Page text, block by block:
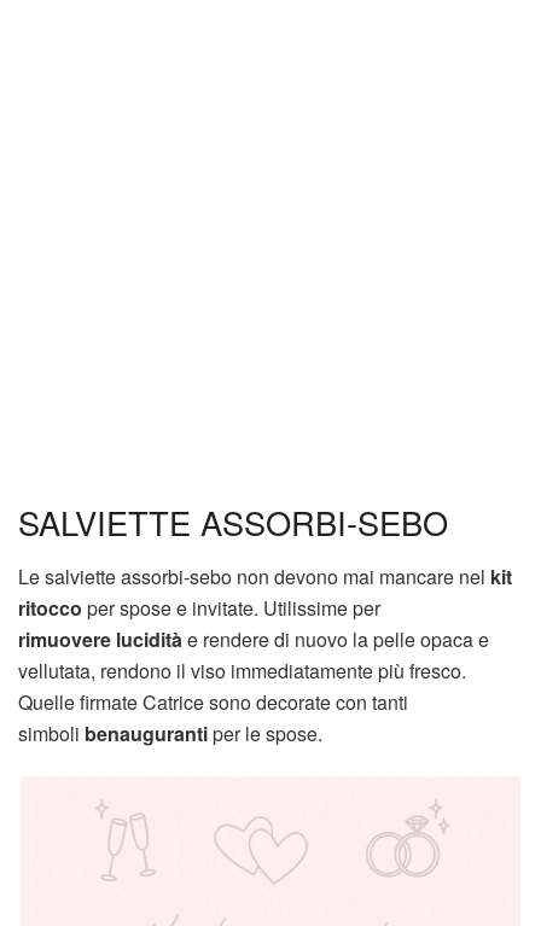
SALVIETTE ASSORBI-SEBO
Le salviette assorbi-sebo non devono mai mancare nel kit
ritocco per spose e invitate. Utilissime per
rimuovere luciditàe rendere di nuovo la pelle opaca e
vellutata, rendono il viso immediatamente più fresco.
Quelle firmate Catrice sono decorate con tanti
simboli benaugurantiper le spose.